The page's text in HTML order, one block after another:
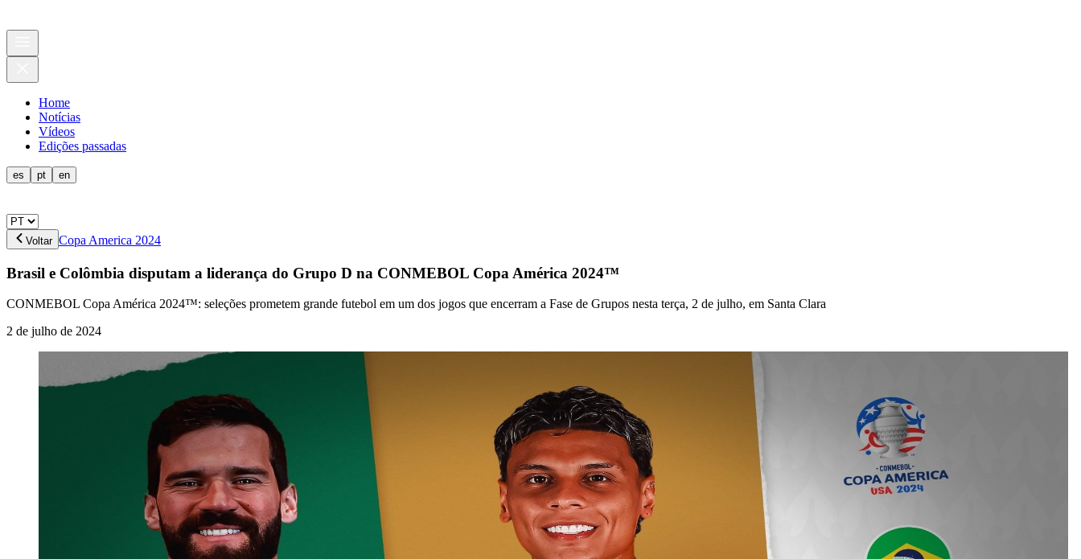
Home
Notícias
Vídeos
Edições passadas
es pt en
Voltar Copa America 2024
Brasil e Colômbia disputam a liderança do Grupo D na CONMEBOL Copa América 2024™
CONMEBOL Copa América 2024™: seleções prometem grande futebol em um dos jogos que encerram a Fase de Grupos nesta terça, 2 de julho, em Santa Clara
2 de julho de 2024